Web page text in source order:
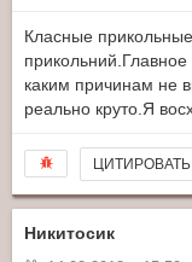
Класные
каким причинам не
реально круто.Я
ЦИТИРОВАТЬ
Никитосик